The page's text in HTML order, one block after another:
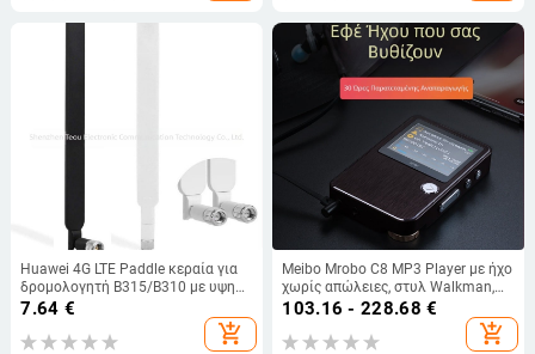
Huawei 4G LTE Paddle κεραία για
δρομολογητή B315/B310 με υψηλή
ενίσχυση
7.64 €
add_shopping_cart
Meibo Mrobo C8 MP3 Player με ήχο
χωρίς απώλειες, στυλ Walkman,
αναγνώστης ηλεκτρονικών
βιβλίων, εγγραφή, επανάληψη
ακρόασης Αγγλικών
103.16 - 228.68 €
add_shopping_cart